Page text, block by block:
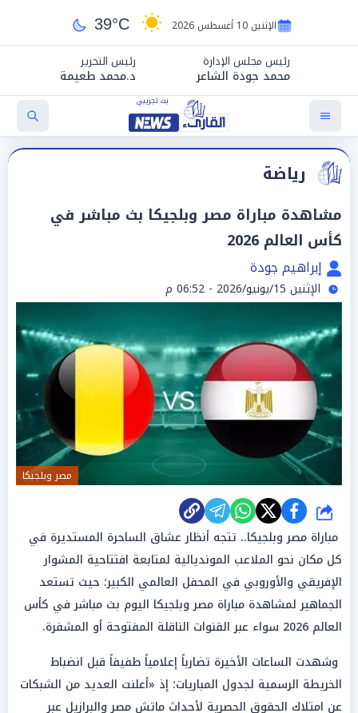
الإثنين 10 أغسطس 2026 39°C
رئيس مجلس الإدارة
محمد جودة الشاعر
رئيس التحرير
د.محمد طعيمة
رياضة
مشاهدة مباراة مصر وبلجيكا بث مباشر في
كأس العالم 2026
إبراهيم جودة
الإثنين 15/يونيو/2026 - 06:52 م
مصر وبلجيكا
شارك
مباراة مصر وبلجيكا.. تتجه أنظار عشاق الساحرة المستديرة في
كل مكان نحو الملاعب المونديالية لمتابعة افتتاحية المشوار
الإفريقي والأوروبي في المحفل العالمي الكبير؛ حيث تستعد
الجماهير لمشاهدة مباراة مصر وبلجيكا اليوم بث مباشر في كأس
العالم 2026 سواء عبر القنوات الناقلة المفتوحة أو المشفرة.
وشهدت الساعات الأخيرة تضارباً إعلامياً طفيفاً قبل انضباط
الخريطة الرسمية لجدول المباريات؛ إذ «أعلنت العديد من الشبكات
عن امتلاك الحقوق الحصرية لأحداث ماتش مصر والبرازيل عبر